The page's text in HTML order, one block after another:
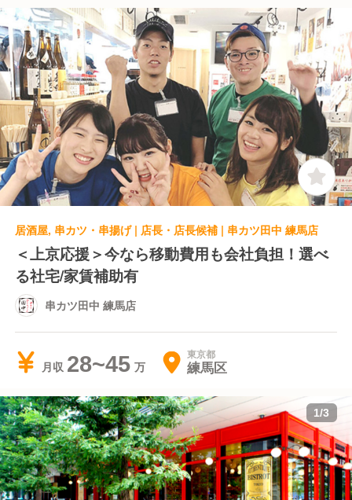
居酒屋, 串カツ・串揚げ | 店長・店長候補 | 串カツ田中 練馬店
＜上京応援＞今なら移動費用も会社負担！選べ
る社宅/家賃補助有
串カツ田中 練馬店
月収 28~45 東京都
練馬区
1/3